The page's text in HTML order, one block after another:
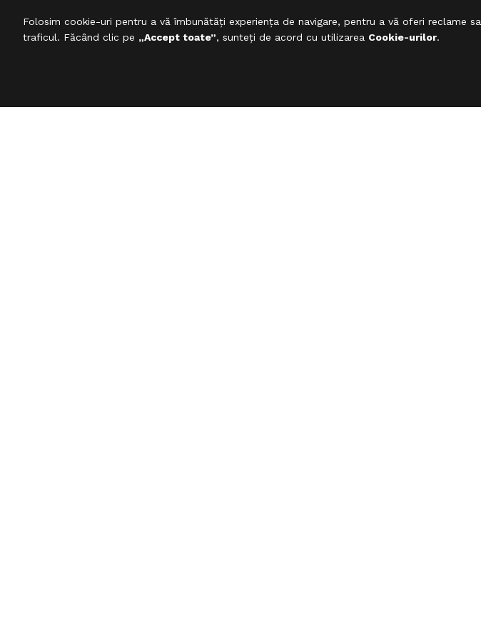
Folosim cookie-uri pentru a vă îmbunătăți experiența de navigare, pentru a vă oferi reclame
traficul. Făcând clic pe „Accept toate”, sunteți de acord cu utilizarea Cookie-urilor.